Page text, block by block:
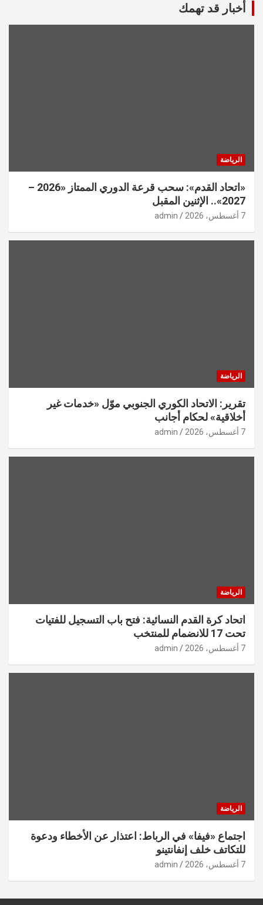
أخبار قد تهمك
الرياضة
«اتحاد القدم»: سحب قرعة الدوري الممتاز «2026 –
2027».. الإثنين المقبل
7 أغسطس، 2026 admin
الرياضة
تقرير: الاتحاد الكوري الجنوبي موّل «خدمات غير
أخلاقية» لحكام أجانب
7 أغسطس، 2026 admin
الرياضة
اتحاد كرة القدم النسائية: فتح باب التسجيل للفتيات
تحت 17 للانضمام للمنتخب
7 أغسطس، 2026 admin
الرياضة
اجتماع «فيفا» في الرباط: اعتذار عن الأخطاء ودعوة
للتكاتف خلف إنفانتينو
7 أغسطس، 2026 admin